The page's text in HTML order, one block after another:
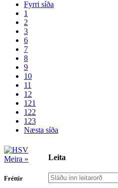
Fyrri síða
1
2
3
6
7
8
9
10
11
12
121
122
123
Næsta síða
Leita
Meira »
Fréttir